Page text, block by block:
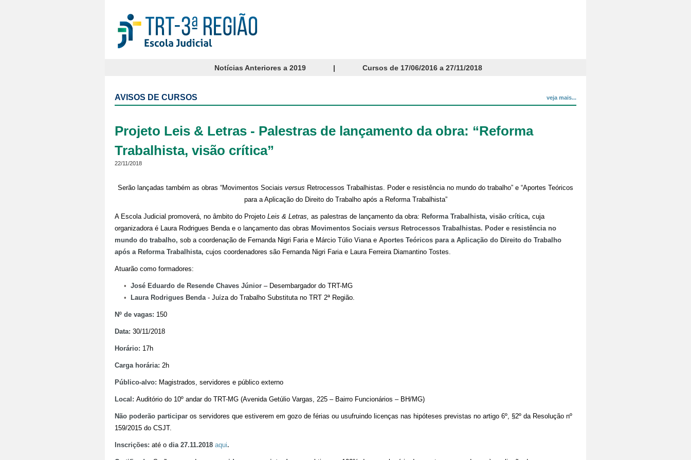
Notícias Anteriores a 2019 | Cursos de 17/06/2016 a 27/11/2018
AVISOS DE CURSOS veja mais...
Projeto Leis & Letras - Palestras de lançamento da obra: “Reforma
Trabalhista, visão crítica”
22/11/2018
Serão lançadas também as obras “Movimentos Sociais versus Retrocessos Trabalhistas. Poder e resistência no mundo do trabalho” e “Aportes Teóricos
para a Aplicação do Direito do Trabalho após a Reforma Trabalhista”
A Escola Judicial promoverá, no âmbito do Projeto Leis & Letras, as palestras de lançamento da obra: Reforma Trabalhista, visão crítica, cuja
organizadora é
Laura Rodrigues Benda e o lançamento das obras Movimentos Sociais versusRetrocessos Trabalhistas. Poder e resistência no
mundo do trabalho, sob a coordenação de Fernanda Nigri Faria e Márcio Túlio Viana e Aportes Teóricos para a Aplicação do Direito do Trabalho
após a Reforma Trabalhista, cujos coordenadores são Fernanda Nigri Faria e Laura Ferreira Diamantino Tostes.
Atuarão como formadores:
José Eduardo de Resende Chaves Júnior – Desembargador do TRT-MG
Laura Rodrigues Benda - Juíza do Trabalho Substituta no TRT 2ª Região.
Nº de vagas: 150
Data: 30/11/2018
Horário: 17h
Carga horária: 2h
Público-alvo: Magistrados, servidores e público externo
Local: Auditório do 10º andar do TRT-MG (Avenida Getúlio Vargas, 225 – Bairro Funcionários – BH/MG)
Não poderão participaros servidores que estiverem em gozo de férias ou usufruindo licenças nas hipóteses previstas no artigo 6º, §2º da Resolução nº
159/2015 do CSJT.
Inscrições: até o dia 27.11.2018 aqui.